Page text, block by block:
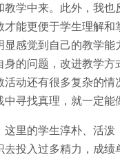
学中来。此外，我
能更便于学生理解
感觉到自己的教学
的问题，改进教学
动还有很多复杂的
寻找真理，就一定能
的学生淳朴、活泼
投入过多精力，成绩